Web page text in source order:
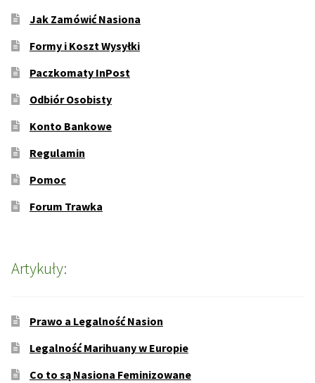
Jak Zamówić Nasiona
Formy i Koszt Wysyłki
Paczkomaty InPost
Odbiór Osobisty
Konto Bankowe
Regulamin
Pomoc
Forum Trawka
Artykuły:
Prawo a Legalność Nasion
Legalność Marihuany w Europie
Co to są Nasiona Feminizowane